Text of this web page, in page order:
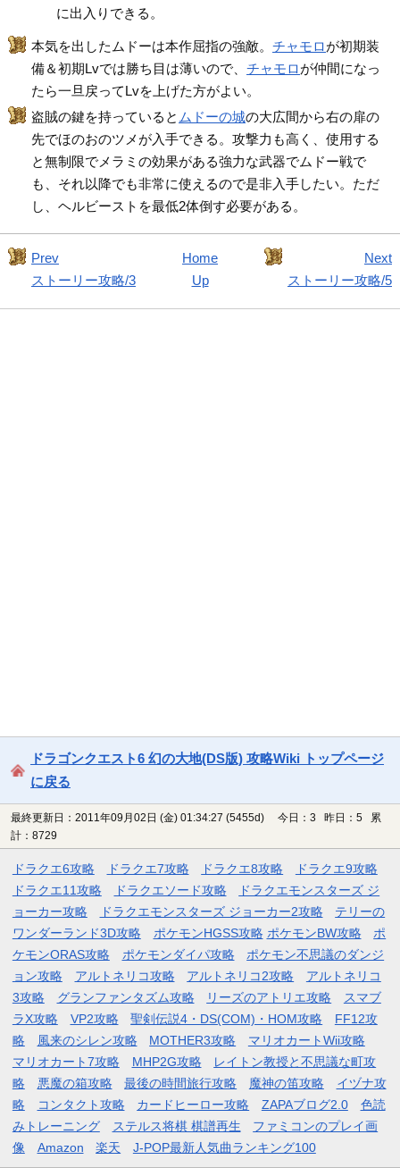
に出入りできる。
本気を出したムドーは本作屈指の強敵。チャモロが初期装
備＆初期Lvでは勝ち目は薄いので、チャモロが仲間になっ
たら一旦戻ってLvを上げた方がよい。
盗賊の鍵を持っていると ムドーの城の大広間から右の扉の
先でほのおのツメが入手できる。攻撃力も高く、使用する
と無制限でメラミの効果がある強力な武器でムドー戦で
も、それ以降でも非常に使えるので是非入手したい。ただ
し、ヘルビーストを最低2体倒す必要がある。
Prev
ストーリー攻略/3
Next
ストーリー攻略/5
Home
Up
ドラゴンクエスト6 幻の大地(DS版) 攻略Wiki トップページ
に戻る
最終更新日：2011年09月02日 (金) 01:34:27 (5455d)
今日：3 昨日：5 累
計：8729
ドラクエ6攻略 ドラクエ7攻略 ドラクエ8攻略
ドラクエ9攻略
ドラクエ11攻略
ドラクエソード攻略
ドラクエモンスターズ ジ
ョーカー攻略
ドラクエモンスターズ ジョーカー2攻略
テリーの
ワンダーランド3D攻略
ポケモンHGSS攻略 ポケモンBW攻略
ポ
ケモンORAS攻略
ポケモンダイパ攻略
ポケモン不思議のダンジ
ョン攻略
アルトネリコ攻略 アルトネリコ2攻略
アルトネリコ
3攻略
グランファンタズム攻略 リーズのアトリエ攻略
スマブ
ラX攻略
VP2攻略 聖剣伝説4・DS(COM)・HOM攻略
FF12攻
略
風来のシレン攻略 MOTHER3攻略
マリオカートWii攻略
マリオカート7攻略
MHP2G攻略
レイトン教授と不思議な町攻
略
悪魔の箱攻略 最後の時間旅行攻略 魔神の笛攻略
イヅナ攻
略
コンタクト攻略 カードヒーロー攻略 ZAPAブログ2.0
色読
みトレーニング
ステルス将棋 棋譜再生
ファミコンのプレイ画
像
Amazon 楽天 J-POP最新人気曲ランキング100